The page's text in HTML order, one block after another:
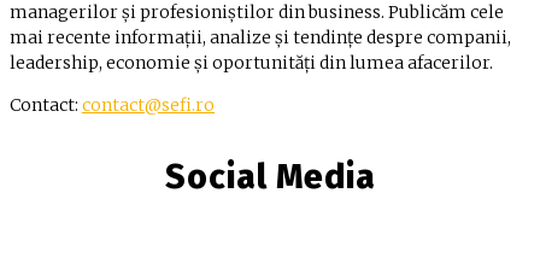
managerilor și profesioniștilor din business. Publicăm cele
mai recente informații, analize și tendințe despre companii,
leadership, economie și oportunități din lumea afacerilor.
Contact: contact@sefi.ro
Social Media